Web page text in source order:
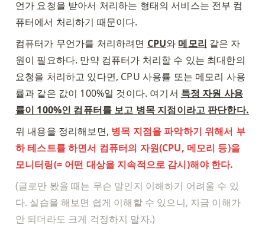
언가 요청을 받아서 처리하는 형태의 서비스는 전부 컴
퓨터에서 처리하기 때문이다.
컴퓨터가 무언가를 처리하려면 CPU와 메모리 같은 자
원이 필요하다. 만약 컴퓨터가 처리할 수 있는 최대한의
요청을 처리하고 있다면, CPU 사용률 또는 메모리 사용
률과 같은 값이 100%일 것이다. 여기서 특정 자원 사용
률이 100%인 컴퓨터를 보고 병목 지점이라고 판단한다.
위 내용을 정리해보면, 병목 지점을 파악하기 위해서 부
하 테스트를 하면서 컴퓨터의 자원(CPU, 메모리 등)을
모니터링(= 어떤 대상을 지속적으로 감시)해야 한다.
(글로만 봤을 때는 무슨 말인지 이해하기 어려울 수 있
다. 실습을 해보면 쉽게 이해할 수 있으니, 지금 이해가
안 되더라도 크게 걱정하지 말자.)